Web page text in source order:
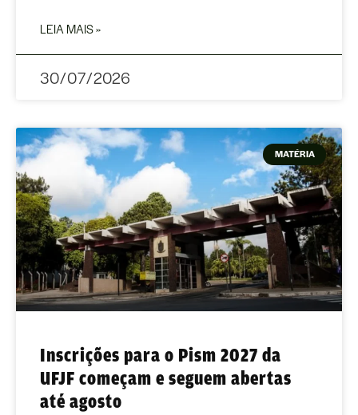
LEIA MAIS »
30/07/2026
MATÉRIA
Inscrições para o Pism 2027 da
UFJF começam e seguem abertas
até agosto